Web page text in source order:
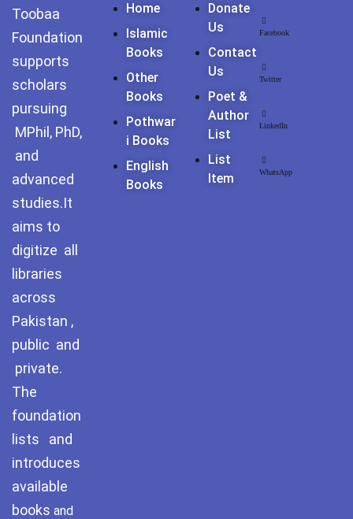
Toobaa
Foundation
supports
scholars
pursuing
MPhil, PhD,
and
advanced
studies.It
aims to
digitize all
libraries
across
Pakistan ,
public and
private.
The
foundation
lists and
introduces
available
books and
Home
Islamic
Books
Other
Books
Pothwar
I Books
English
Books
Donate
Us
Contact
Us
Poet &
Author
List
List
Item
Facebook
Twitter
LinkedIn
WhatsApp